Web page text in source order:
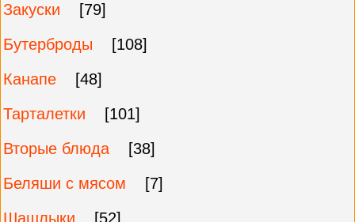
Закуски
[79]
Бутерброды
[108]
Канапе
[48]
Тарталетки
[101]
Вторые блюда
[38]
Беляши с мясом
[7]
Шашлыки
[52]